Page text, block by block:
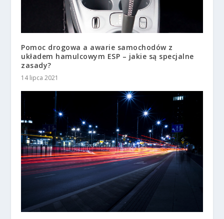
Pomoc drogowa a awarie samochodów z
układem hamulcowym ESP – jakie są specjalne
zasady?
14 lipca 2021